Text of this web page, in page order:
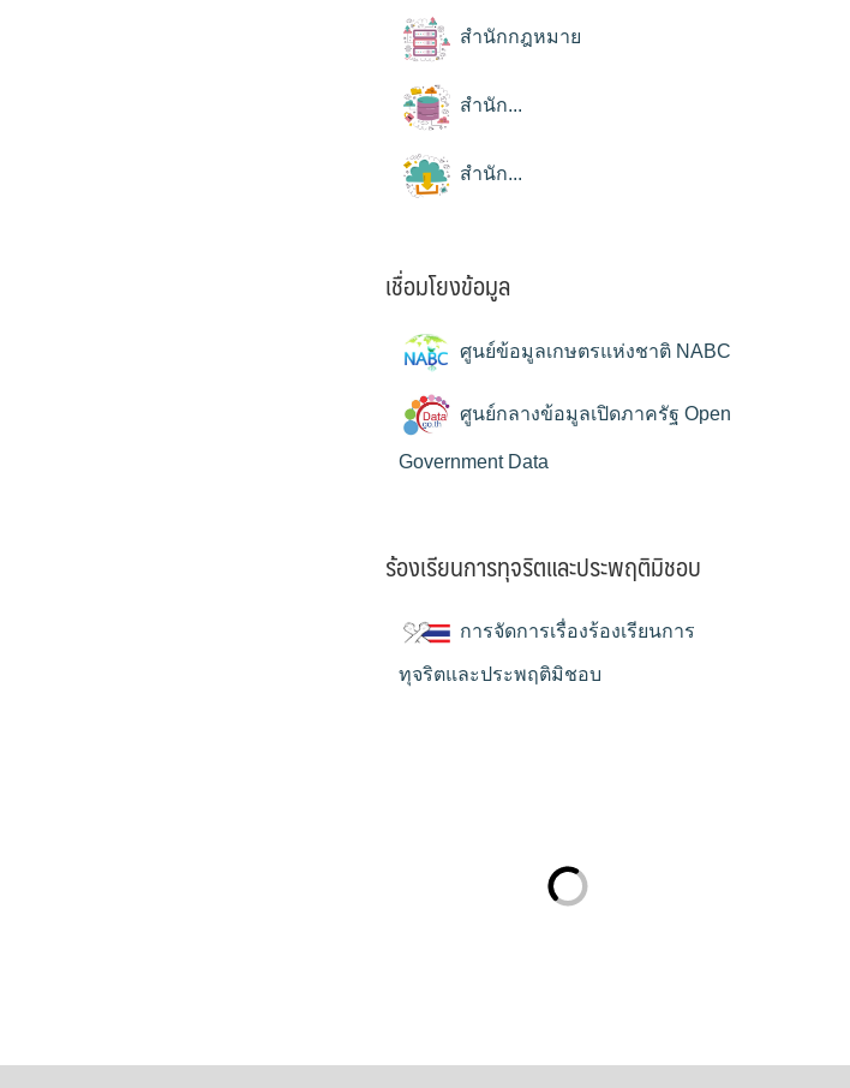
สำนักกฎหมาย
สำนัก...
สำนัก...
เชื่อมโยงข้อมูล
ศูนย์ข้อมูลเกษตรแห่งชาติ NABC
ศูนย์กลางข้อมูลเปิดภาครัฐ Open
Government Data
ร้องเรียนการทุจริตและประพฤติมิชอบ
การจัดการเรื่องร้องเรียนการ
ทุจริตและประพฤติมิชอบ